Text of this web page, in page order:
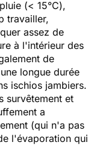
(< 15°C),
travailler,
assez de
à l'intérieur des
de
longue durée
ischios jambiers.
survêtement et
a
(qui n'a pas
l'évaporation qui